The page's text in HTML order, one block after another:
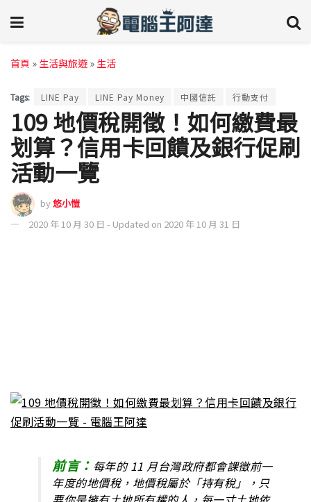
首頁 » 生活與旅遊 » 生活
Tags: LINE Pay LINE Pay Money 中國信託 行動支付
109 地價稅開徵！如何繳費最
划算？信用卡回饋及銀行促刷
活動一覽
by悠小愷
2020 年 10 月 30 日 - Updated on 2020 年 10 月 31 日
前言： 每年的 11 月台灣政府都會課徵前一
年度的地價稅，地價稅屬於「持有稅」，只